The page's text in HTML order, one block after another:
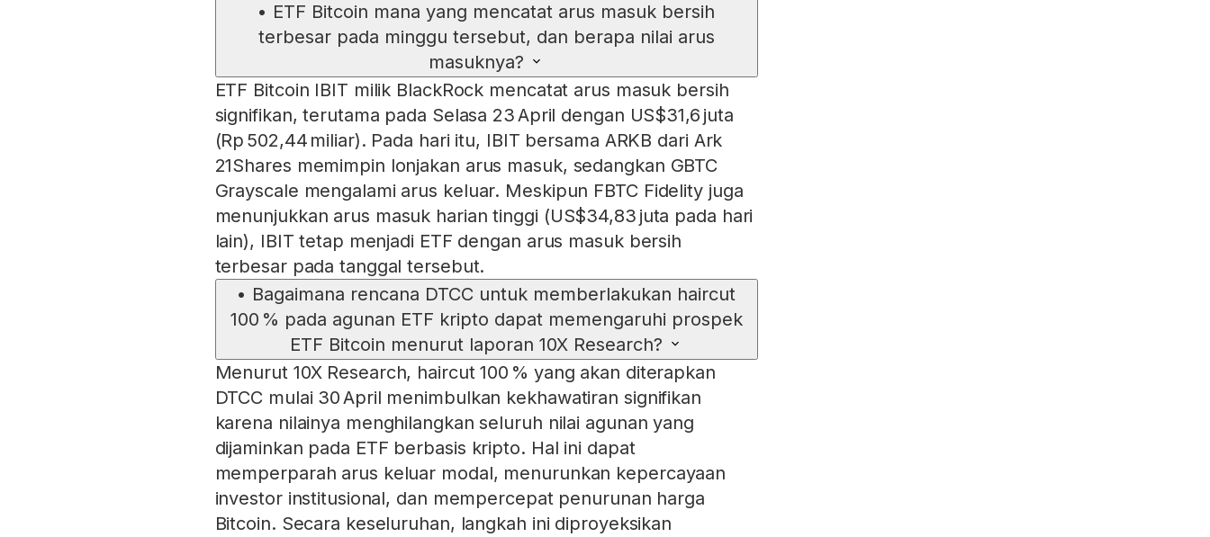
• ETF Bitcoin mana yang mencatat arus masuk bersih
terbesar pada minggu tersebut, dan berapa nilai arus
masuknya?
ETF Bitcoin IBIT milik BlackRock mencatat arus masuk bersih
signifikan, terutama pada Selasa 23 April dengan US$31,6 juta
(Rp 502,44 miliar). Pada hari itu, IBIT bersama ARKB dari Ark
21Shares memimpin lonjakan arus masuk, sedangkan GBTC
Grayscale mengalami arus keluar. Meskipun FBTC Fidelity juga
menunjukkan arus masuk harian tinggi (US$34,83 juta pada hari
lain), IBIT tetap menjadi ETF dengan arus masuk bersih
terbesar pada tanggal tersebut.
• Bagaimana rencana DTCC untuk memberlakukan haircut
100 % pada agunan ETF kripto dapat memengaruhi prospek
ETF Bitcoin menurut laporan 10X Research?
Menurut 10X Research, haircut 100 % yang akan diterapkan
DTCC mulai 30 April menimbulkan kekhawatiran signifikan
karena nilainya menghilangkan seluruh nilai agunan yang
dijaminkan pada ETF berbasis kripto. Hal ini dapat
memperparah arus keluar modal, menurunkan kepercayaan
investor institusional, dan mempercepat penurunan harga
Bitcoin. Secara keseluruhan, langkah ini diproyeksikan